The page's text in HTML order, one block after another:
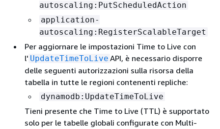
autoscaling:PutScheduledAction
application-
autoscaling:RegisterScalableTarget
Per aggiornare le impostazioni Time to Live con
l' UpdateTimeToLive API, è necessario disporre
delle seguenti autorizzazioni sulla risorsa della
tabella in tutte le regioni contenenti repliche:
dynamodb:UpdateTimeToLive
Tieni presente che Time to Live (TTL) è supportato
solo per le tabelle globali configurate con Multi-